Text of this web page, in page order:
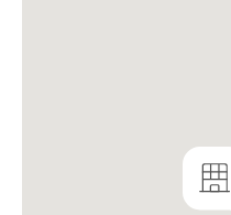
unidad del frente es un
con distribución tipo
comedor con salida a